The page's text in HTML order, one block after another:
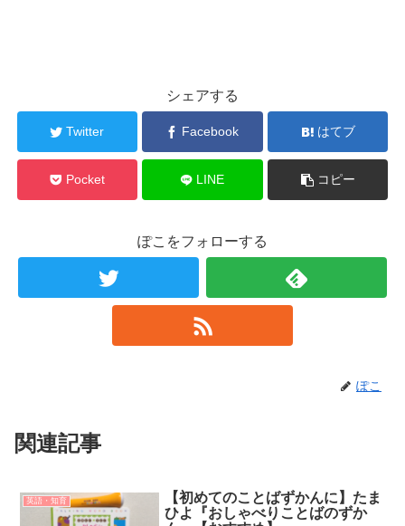
シェアする
Twitter Facebook はてブ
Pocket LINE コピー
ぽこをフォローする
ぽこ
関連記事
英語・知育
【初めてのことばずかんに】たま
ひよ『おしゃべりことばのずか